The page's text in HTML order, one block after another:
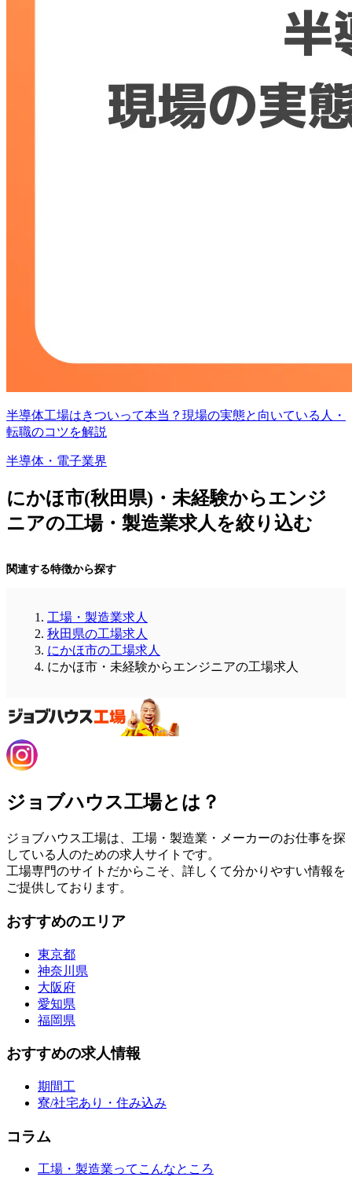
半導体工場はきついって本当？現場の実態と向いている人・
転職のコツを解説
半導体・電子業界
にかほ市(秋田県)・未経験からエンジ
ニアの工場・製造業求人を絞り込む
関連する特徴から探す
工場・製造業求人
秋田県の工場求人
にかほ市の工場求人
にかほ市・未経験からエンジニアの工場求人
ジョブハウス工場とは？
ジョブハウス工場は、工場・製造業・メーカーのお仕事を探
している人のための求人サイトです。
工場専門のサイトだからこそ、詳しくて分かりやすい情報を
ご提供しております。
おすすめのエリア
東京都
神奈川県
大阪府
愛知県
福岡県
おすすめの求人情報
期間工
寮/社宅あり・住み込み
コラム
工場・製造業ってこんなところ